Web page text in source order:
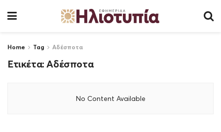
Home Tag Αδέσποτα
Ετικέτα:Αδέσποτα
No Content Available